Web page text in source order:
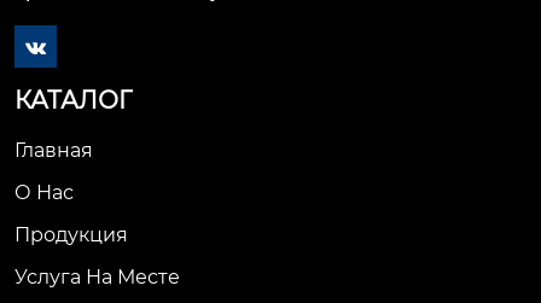

КАТАЛОГ
Главная
О Нас
Продукция
Услуга На Месте